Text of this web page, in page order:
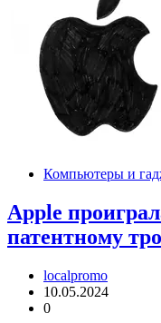
Компьютеры и
Apple
патентному
localpromo
10.05.2024
0